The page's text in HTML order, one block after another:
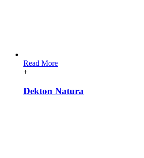
Read More
+
Dekton Natura